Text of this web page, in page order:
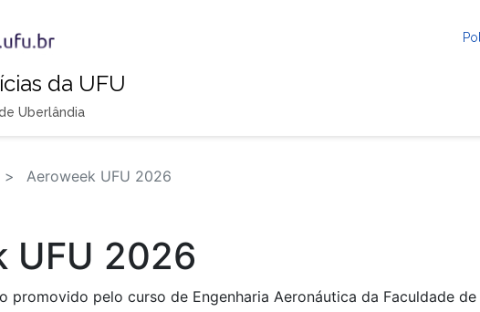
da UFU
Uberlândia
Aeroweek UFU 2026
UFU 2026
pelo curso de Engenharia Aeronáutica da Faculdade de